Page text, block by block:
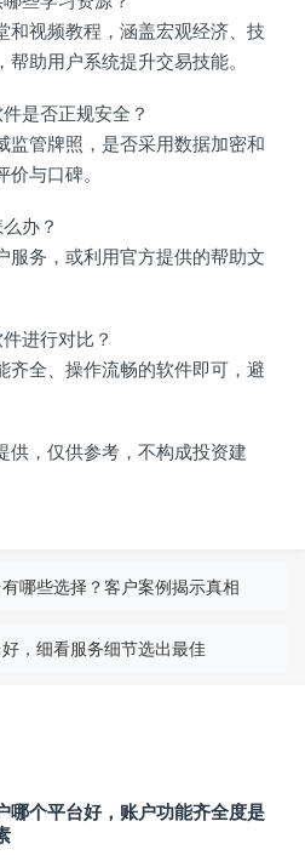
和视频教程，涵盖宏观经济、技
助用户系统提升交易技能。
是否正规安全？
监管牌照，是否采用数据加密和
与口碑。
办？
服务，或利用官方提供的帮助文
进行对比？
齐全、操作流畅的软件即可，避
供，仅供参考，不构成投资建
哪些选择？客户案例揭示真相
，细看服务细节选出最佳
哪个平台好，账户功能齐全度是